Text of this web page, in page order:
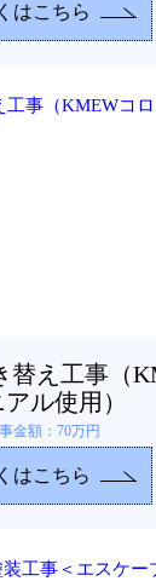
はこちら
え工事（
ル使用）
金額：70万円
はこちら